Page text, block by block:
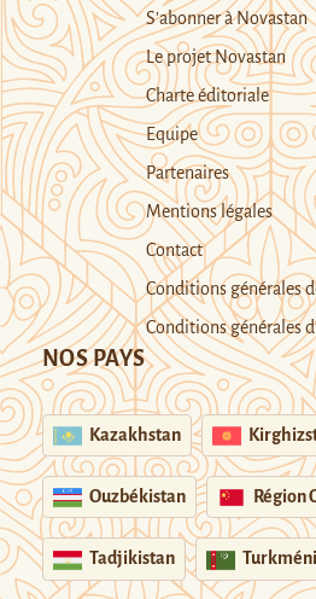
S’abonner à Novastan
Le projet Novastan
Charte éditoriale
Equipe
Partenaires
Mentions légales
Contact
Conditions générales
Conditions générales
NOS PAYS
Kazakhstan
Ouzbékistan Région
Tadjikistan